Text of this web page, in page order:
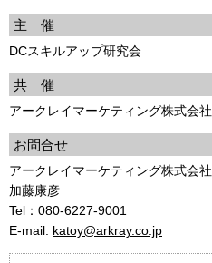
主 催
DCスキルアップ研究会
共 催
アークレイマーケティング株式会社
お問合せ
アークレイマーケティング株式会社
加藤康彦
Tel：080-6227-9001
E-mail: katoy@arkray.co.jp